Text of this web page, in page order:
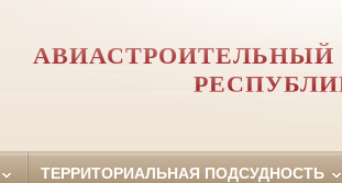
АВИАСТРОИТЕЛЬНЫЙ
ТЕРРИТОРИАЛЬНАЯ ПОДСУДНОСТЬ